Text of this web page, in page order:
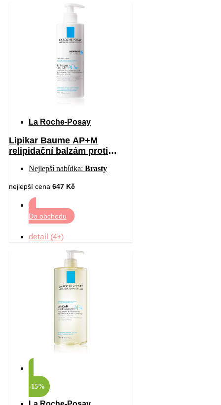
La Roche-Posay
Lipikar Baume AP+M
relipidační balzám proti
pokožky 400 ml
Nejlepší nabídka: Brasty
nejlepší cena 647 Kč
Do obchodu
detail (4+)
-15%